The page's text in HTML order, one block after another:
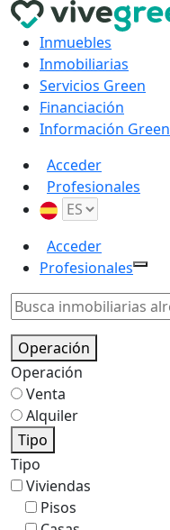
Inmuebles
Inmobiliarias
Servicios Green
Financiación
Información Green
Acceder
Profesionales
Acceder
Profesionales
Operación
Operación
Venta
Alquiler
Tipo
Tipo
Viviendas
Pisos